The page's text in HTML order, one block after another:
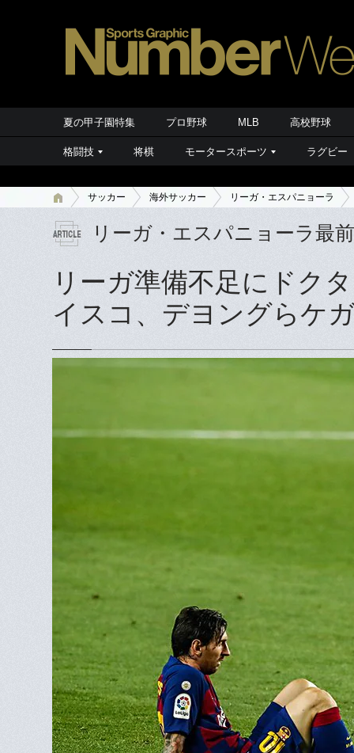
夏の甲子園特集 プロ野球 MLB 高校野球
格闘技 将棋 モータースポーツ ラグビー
サッカー 海外サッカー リーガ・エスパニョーラ
リーガ・エスパニョーラ最
リーガ準備不足にドク
イスコ、デヨングらケ